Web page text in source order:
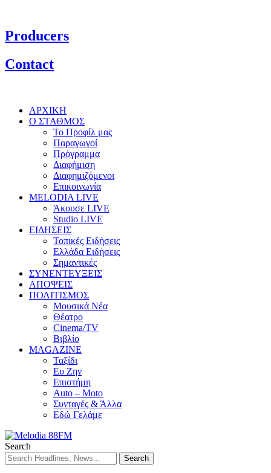
Producers
Contact
ΑΡΧΙΚΗ
Ο ΣΤΑΘΜΟΣ
Το Προφίλ μας
Παραγωγοί
Πρόγραμμα
Διαφήμιση
Διαφημιζόμενοι
Επικοινωνία
MELODIA LIVE
Άκουσε LIVE
Studio LIVE
ΕΙΔΗΣΕΙΣ
Τοπικές Ειδήσεις
Ελλάδα Ειδήσεις
Σημαντικές
ΣΥΝΕΝΤΕΥΞΕΙΣ
ΑΠΟΨΕΙΣ
ΠΟΛΙΤΙΣΜΟΣ
Μουσικά Νέα
Θέατρο
Cinema/TV
Βιβλίο
MAGAZINE
Ταξίδι
Ευ Ζην
Επιστήμη
Auto – Moto
Συνταγές & Άλλα
Εδώ Γελάμε
Search